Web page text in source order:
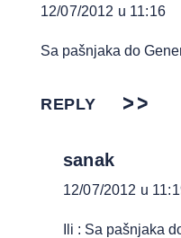
12/07/2012 u 11:16
Sa pašnjaka do
REPLY
sanak
12/07/2012 u
Ili : Sa pašnjaka